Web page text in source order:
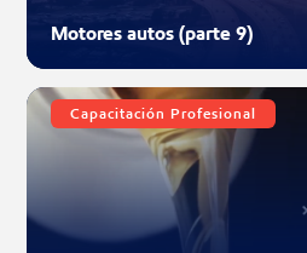
Motores autos (parte 9)
Capacitación Profesional